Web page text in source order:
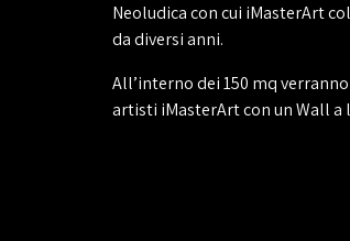
Neoludica con cui iMasterArt
da diversi anni.
All’interno dei 150 mq
artisti iMasterArt con un Wall